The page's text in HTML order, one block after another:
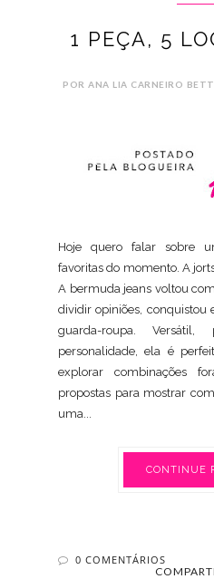
1 PEÇA, 5
POR ANA LIA CARNEIRO
Hoje quero falar sobre
favoritas do momento. A
A bermuda jeans voltou
dividir opiniões, conquistou
guarda-roupa.
personalidade, ela é
explorar combinações
propostas para mostrar
uma...
CONTINUE
0 COMENTÁRIOS